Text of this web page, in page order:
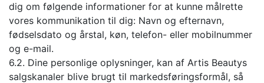
dig om følgende informationer for at kunne målrette
vores kommunikation til dig: Navn og efternavn,
fødselsdato og årstal, køn, telefon- eller mobilnummer
og e-mail.
6.2. Dine personlige oplysninger, kan af Artis Beautys
salgskanaler blive brugt til markedsføringsformål, så